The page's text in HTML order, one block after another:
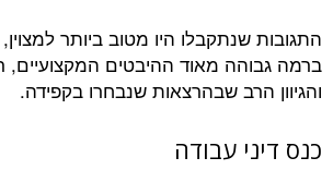
היו מטוב ביותר למצוין, כאשר דורגו
מאוד ההיבטים המקצועיים, רמות העניין
שבהרצאות שנבחרו בקפידה.
עבודה